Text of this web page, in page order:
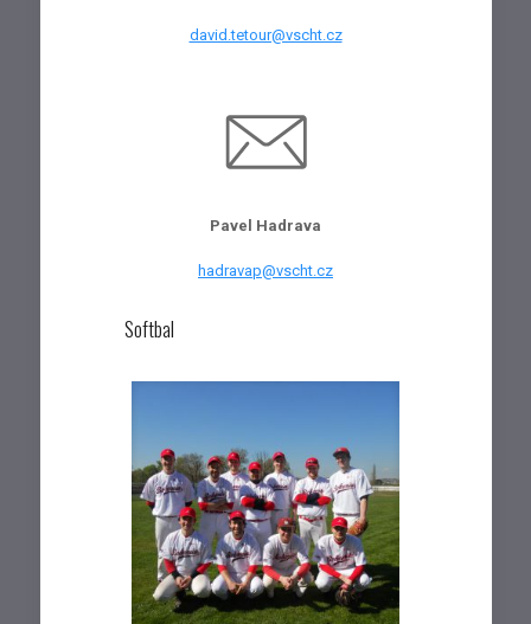
david.tetour@vscht.cz
Pavel Hadrava
hadravap@vscht.cz
Softbal